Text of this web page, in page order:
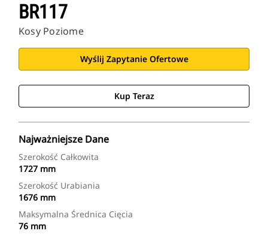
BR117
Kosy Poziome
Wyślij Zapytanie Ofertowe
Kup Teraz
Najważniejsze Dane
Szerokość Całkowita
1727 mm
Szerokość Urabiania
1676 mm
Maksymalna Średnica Cięcia
76 mm